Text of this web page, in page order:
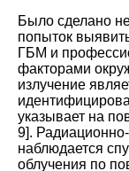
Было сделано
попыток
ГБМ и
факторами
излучение
указывает на
9].
наблюдается
облучения по